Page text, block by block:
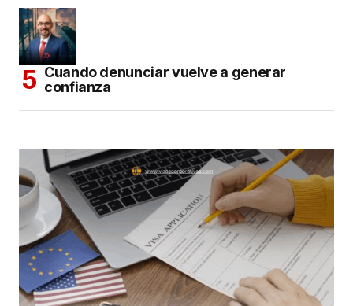
Cuando denunciar vuelve a generar
confianza